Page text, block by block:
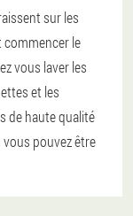
sur les
commencer le
vous laver les
et les
de haute qualité
pouvez être